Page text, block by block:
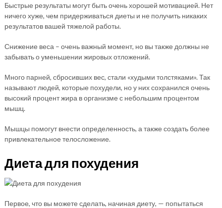
Быстрые результаты могут быть очень хорошей мотивацией. Нет
ничего хуже, чем придерживаться диеты и не получить никаких
результатов вашей тяжелой работы.
Снижение веса – очень важный момент, но вы также должны не
забывать о уменьшении жировых отложений.
Много парней, сбросивших вес, стали «худыми толстяками». Так
называют людей, которые похудели, но у них сохранился очень
высокий процент жира в организме с небольшим процентом
мышц.
Мышцы помогут внести определенность, а также создать более
привлекательное телосложение.
Диета для похудения
Первое, что вы можете сделать, начиная диету, — попытаться